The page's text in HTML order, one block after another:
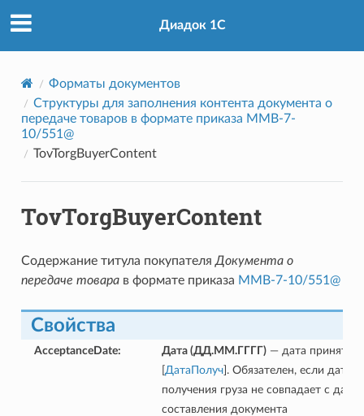
Диадок 1С
Форматы документов
Структуры для заполнения контента документа о
передаче товаров в формате приказа ММВ-7-
10/551@
TovTorgBuyerContent
TovTorgBuyerContent
Содержание титула покупателя Документа о
передаче товарав формате приказа ММВ-7-10/551@
Свойства
AcceptanceDate: Дата (ДД.ММ.ГГГГ)— дата принятия
ДатаПолуч]. Обязателен, если дата
получения груза не совпадает с датой
составления документа